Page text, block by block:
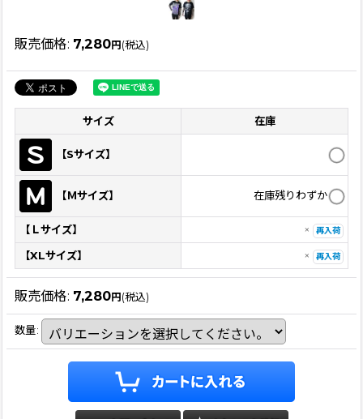
販売価格: 7,280円(税込)
サイズ 在庫
【Sサイズ】
【Ｍサイズ】 在庫残りわずか
【Ｌサイズ】 × 再入荷
【XLサイズ】 × 再入荷
販売価格: 7,280円(税込)
数量: